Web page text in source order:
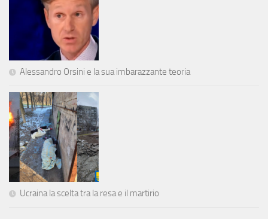
Alessandro Orsini e la sua imbarazzante teoria
Ucraina la scelta tra la resa e il martirio